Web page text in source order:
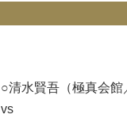
○清水賢吾（極真会館
vs